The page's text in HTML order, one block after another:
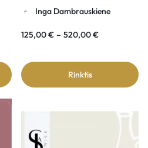
Inga Dambrauskiene
125,00€ – 520,00€
Rinktis